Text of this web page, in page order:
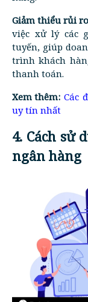
Giảm thiểu rủi
việc xử lý các
tuyến, giúp
trình khách
thanh toán.
Xem thêm: Các
uy tín nhất
4. Cách sử
ngân hàng